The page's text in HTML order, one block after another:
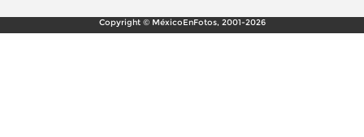
Copyright © MéxicoEnFotos, 2001-2026